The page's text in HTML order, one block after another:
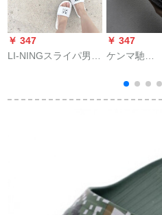
￥ 347
LI-NINGスライパ男性
ル軽便ダンプバーク
￥ 347
ケンマ馳
で贅沢なブ
スッキリ男
の个性を胁